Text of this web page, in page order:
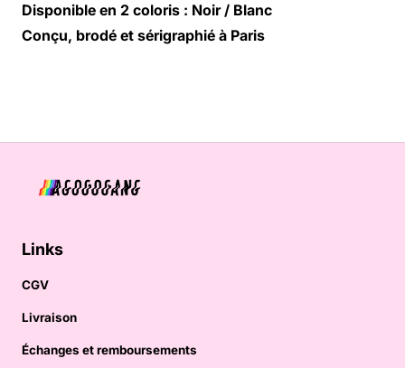
Disponible en 2 coloris : Noir / Blanc
Conçu, brodé et sérigraphié à Paris
Links
CGV
Livraison
Échanges et remboursements